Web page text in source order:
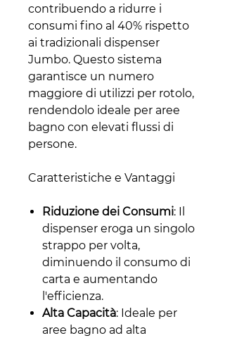
contribuendo a ridurre i
consumi fino al 40% rispetto
ai tradizionali dispenser
Jumbo. Questo sistema
garantisce un numero
maggiore di utilizzi per rotolo,
rendendolo ideale per aree
bagno con elevati flussi di
persone.
Caratteristiche e Vantaggi
Riduzione dei Consumi: Il
dispenser eroga un singolo
strappo per volta,
diminuendo il consumo di
carta e aumentando
l'efficienza.
Alta Capacità: Ideale per
aree bagno ad alta